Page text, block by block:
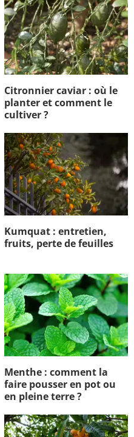
Citronnier caviar : où le
planter et comment le
cultiver ?
Kumquat : entretien,
fruits, perte de feuilles
Menthe : comment la
faire pousser en pot ou
en pleine terre ?